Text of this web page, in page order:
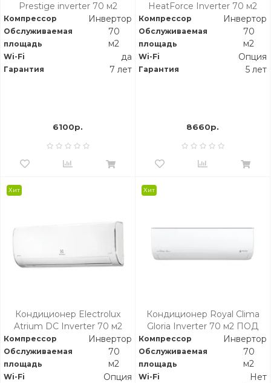
Prestige inverter 70 м2
Компрессор Инвертор
Обслуживаемая
площадь
70
м2
Wi-Fi да
Гарантия 7 лет
6100р.
HeatForce Inverter 70 м2
Компрессор Инвертор
Обслуживаемая
площадь
70
м2
Wi-Fi Опция
Гарантия 5 лет
8660р.
Хит
Кондиционер Electrolux
Atrium DC Inverter 70 м2
Компрессор Инвертор
Обслуживаемая
площадь
70
м2
Wi-Fi Опция
Хит
Кондиционер Royal Clima
Gloria Inverter 70 м2 ПОД
ЗАКАЗ
Компрессор Инвертор
Обслуживаемая
площадь
70
м2
Wi-Fi Нет